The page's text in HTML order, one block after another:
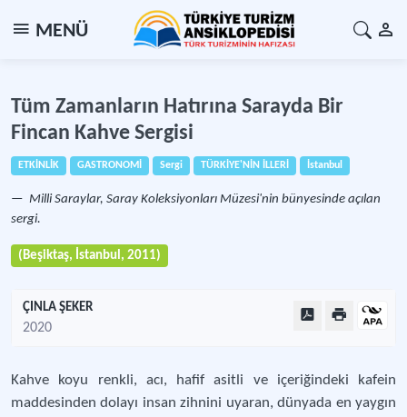
MENÜ
Tüm Zamanların Hatırına Sarayda Bir
Fincan Kahve Sergisi
ETKİNLİK GASTRONOMİ Sergi TÜRKİYE'NİN İLLERİ İstanbul
Milli Saraylar, Saray Koleksiyonları Müzesi'nin bünyesinde açılan
sergi.
(Beşiktaş, İstanbul, 2011)
ÇINLA ŞEKER
2020
Kahve koyu renkli, acı, hafif asitli ve içeriğindeki kafein
maddesinden dolayı insan zihnini uyaran, dünyada en yaygın